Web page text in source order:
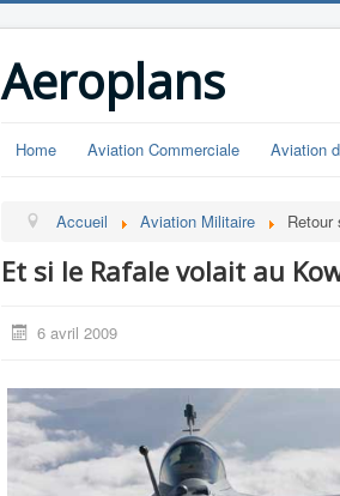
Aeroplans
Home Aviation Commerciale Aviation
Accueil Aviation Militaire Retour
Et si le Rafale volait au
6 avril 2009